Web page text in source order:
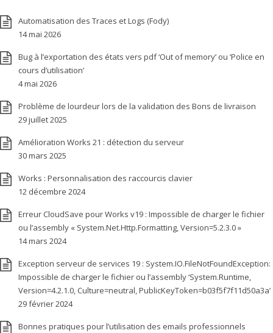
Automatisation des Traces et Logs (Fody)
14 mai 2026
Bug à l’exportation des états vers pdf ‘Out of memory’ ou ‘Police en
cours d’utilisation’
4 mai 2026
Problème de lourdeur lors de la validation des Bons de livraison
29 juillet 2025
Amélioration Works 21 : détection du serveur
30 mars 2025
Works : Personnalisation des raccourcis clavier
12 décembre 2024
Erreur CloudSave pour Works v19 : Impossible de charger le fichier
ou l’assembly « System.Net.Http.Formatting, Version=5.2.3.0 »
14 mars 2024
Exception serveur de services 19 : System.IO.FileNotFoundException:
Impossible de charger le fichier ou l’assembly ‘System.Runtime,
Version=4.2.1.0, Culture=neutral, PublicKeyToken=b03f5f7f11d50a3a’
29 février 2024
Bonnes pratiques pour l’utilisation des emails professionnels